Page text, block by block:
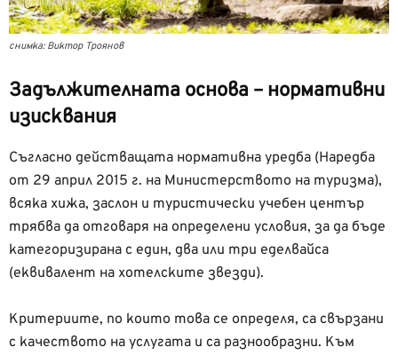
снимка: Виктор Троянов
Задължителната основа – нормативни
изисквания
Съгласно действащата нормативна уредба (Наредба
от 29 април 2015 г. на Министерството на туризма),
всяка хижа, заслон и туристически учебен център
трябва да отговаря на определени условия, за да бъде
категоризирана с един, два или три еделвайса
(еквивалент на хотелските звезди).
Критериите, по които това се определя, са свързани
с качеството на услугата и са разнообразни. Към